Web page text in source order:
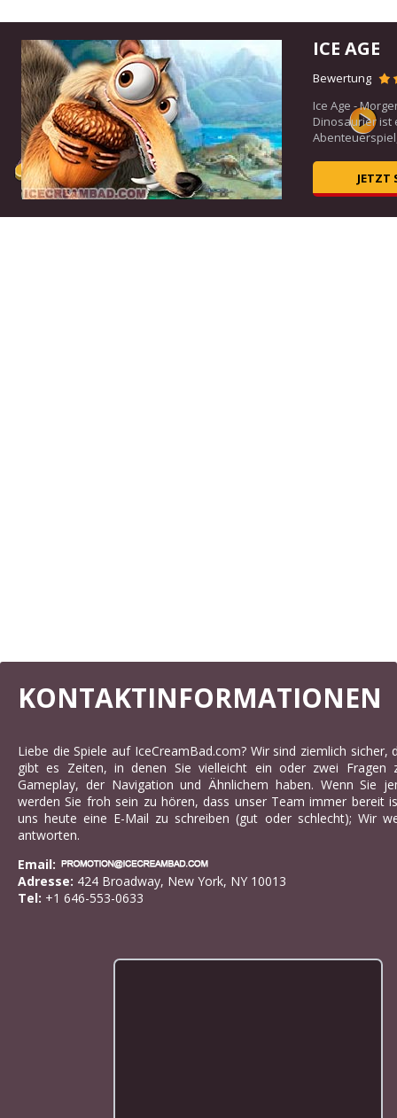
ICE AGE
Bewertung
Ice Age -
Dinosaurier ist
JETZT
KONTAKTINFORMATIONEN
Liebe die Spiele auf IceCreamBad.com? Wir sind ziemlich
gibt es Zeiten, in denen Sie vielleicht ein oder zwei Fragen
Gameplay, der Navigation und Ähnlichem haben. Wenn Sie
werden Sie froh sein zu hören, dass unser Team immer bereit
uns heute eine E-Mail zu schreiben (gut oder schlecht); Wir
antworten.
Email:
Adresse: 424 Broadway, New York, NY 10013
Tel: +1 646-553-0633